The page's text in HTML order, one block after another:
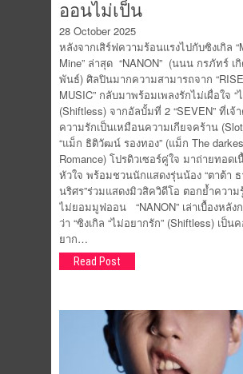
ออนไม่เป็น
28 October 2025
หลังจากเสิร์ฟความร้อนแรงไปกับซิงเกิล
Mine” ล่าสุด “NANON” (นนน กรภัทร์ เ
พันธ์) ศิลปินมากความสามารถจาก
MUSIC” กลับมาพร้อมเพลงรักไม่เผื่อใจ “
(Shiftless) จากอัลบั้มที่ 2 “SEVEN” ที่เจ้
ความรักเป็นเหมือนความเกียจคร้าน
“แม็ก ธิติวัฒน์ รองทอง” (แม็ก The
Romance) โปรดิวเซอร์คู่ใจ มาถ่ายทอด
หัวใจ พร้อมชวนนักแสดงรุ่นน้อง “ตาต้า
นริศร”ร่วมแสดงมิวสิควิดีโอ ตอกย้ำควา
ไม่ยอมมูฟออน “NANON” เล่าเบื้องหลัง
ว่า “ซิงเกิล “ไม่อยากรัก” (Shiftless) เป็น
ยาก…
Read Post